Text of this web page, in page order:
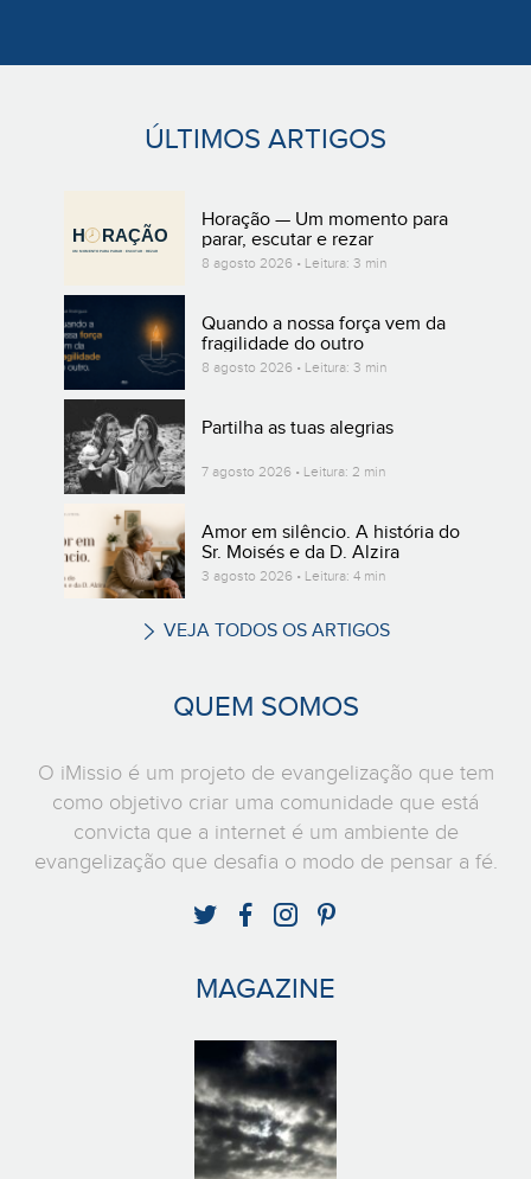
ÚLTIMOS ARTIGOS
Horação — Um momento para
parar, escutar e rezar
8 agosto 2026 • Leitura: 3 min
Quando a nossa força vem da
fragilidade do outro
8 agosto 2026 • Leitura: 3 min
Partilha as tuas alegrias
7 agosto 2026 • Leitura: 2 min
Amor em silêncio. A história do
Sr. Moisés e da D. Alzira
3 agosto 2026 • Leitura: 4 min
VEJA TODOS OS ARTIGOS
QUEM SOMOS
O iMissio é um projeto de evangelização que tem
como objetivo criar uma comunidade que está
convicta que a internet é um ambiente de
evangelização que desafia o modo de pensar a fé.
MAGAZINE